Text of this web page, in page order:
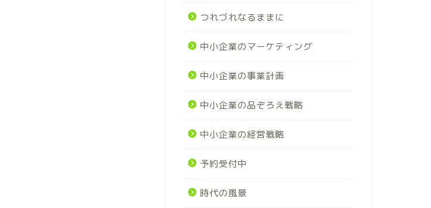
つれづれなるままに
中小企業のマーケティング
中小企業の事業計画
中小企業の品ぞろえ戦略
中小企業の経営戦略
予約受付中
時代の風景